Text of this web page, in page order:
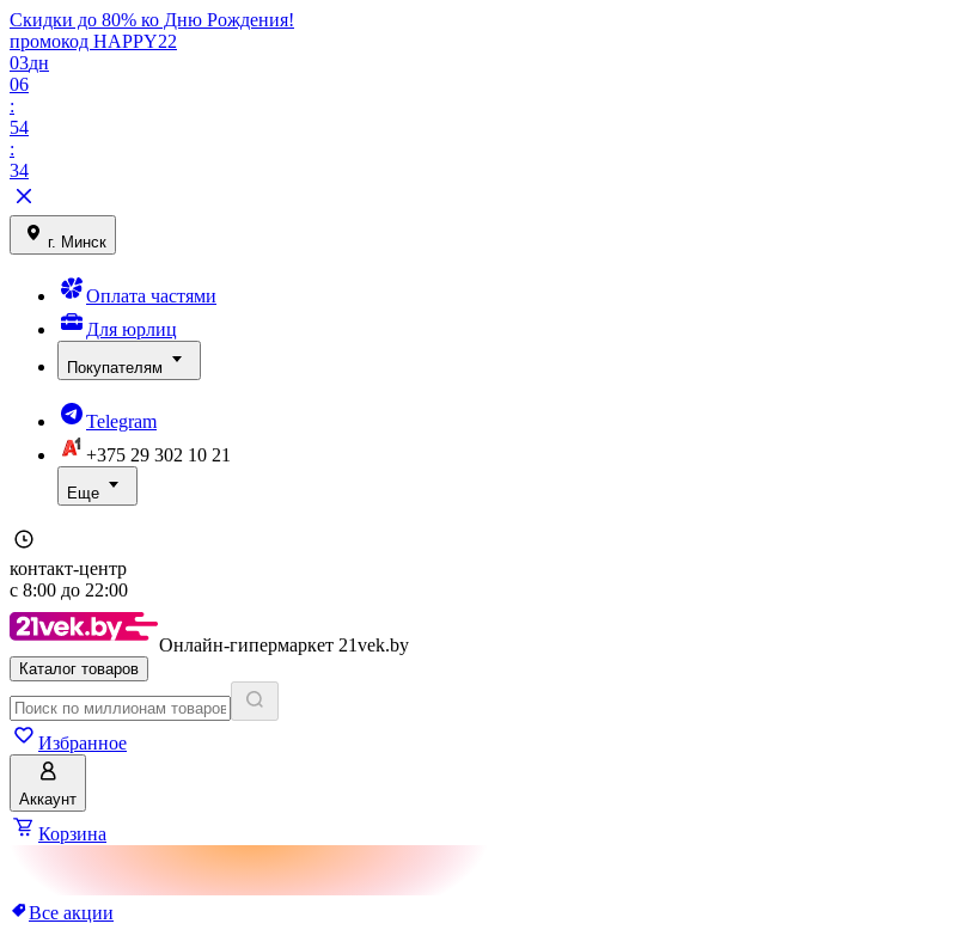
Скидки до 80% ко Дню Рождения!
промокод HAPPY22
03дн
06
:
54
:
34
г. Минск
Оплата частями
Для юрлиц
Покупателям
Telegram
+375 29 302 10 21
Еще
контакт-центр
с 8:00 до 22:00
Онлайн-гипермаркет 21vek.by
Каталог товаров
Избранное
Аккаунт
Корзина
Все акции